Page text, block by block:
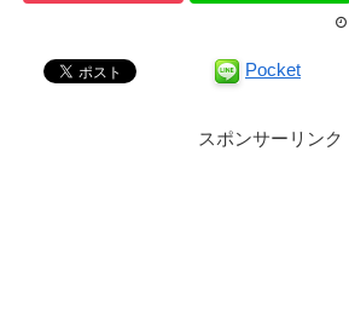
Pocket
スポンサーリンク